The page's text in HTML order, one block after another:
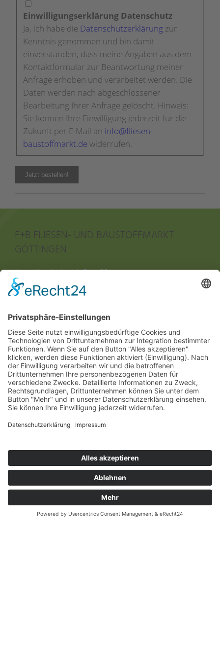
Einwilligungserklärung Datenschutz
Ja, ich habe die Datenschutzerklärung zur
Kenntnis genommen und bin damit
einverstanden, dass meine Angaben aus dem
Kontaktformular zur Beantwortung meiner
Anfrage erhoben und verarbeitet werden. Die
Daten werden nach abgeschlossener
Bearbeitung Ihrer Anfrage gelöscht. Hinweis:
Sie können Ihre Einwilligung jederzeit für die
Zukunft per E-Mail an info@fliesen-
baustoffmarkt.de widerrufen.
Jetzt bestellen!
F+B FLIESEN- UND BAUSTOFFMARKT
GÖTTINGEN
Anna-Vandenhoeck-Ring 23
37081 Göttingen - Grone
F+B FLIESEN- UND BAUSTOFFMARKT
WORBIS
Industriestraße 5
37339 Worbis
Tel.: 036074 / 382-10
Göttingen
Mo.-Fr.: 09:00 – 18:00 Uhr
Profi-Verkauf